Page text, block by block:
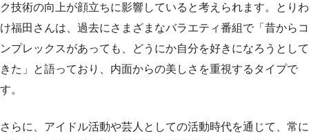
ク技術の向上が顔立ちに影響していると考えられます。とりわ
け福田さんは、過去にさまざまなバラエティ番組で「昔からコ
ンプレックスがあっても、どうにか自分を好きになろうとして
きた」と語っており、内面からの美しさを重視するタイプで
す。
さらに、アイドル活動や芸人としての活動時代を通じて、常に